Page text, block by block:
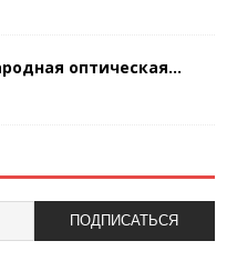
оптическая...
ПОДПИСАТЬСЯ